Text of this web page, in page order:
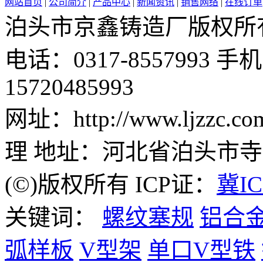
泊头市京鑫铸造厂版权所
电话：0317-8557993 手
15720485993
网址：http://
理 地址：河北省泊头市
(©)版权所有 ICP证： 冀
关键词： 螺纹塞规 铝合
弧样板 V型架 单口V型铁